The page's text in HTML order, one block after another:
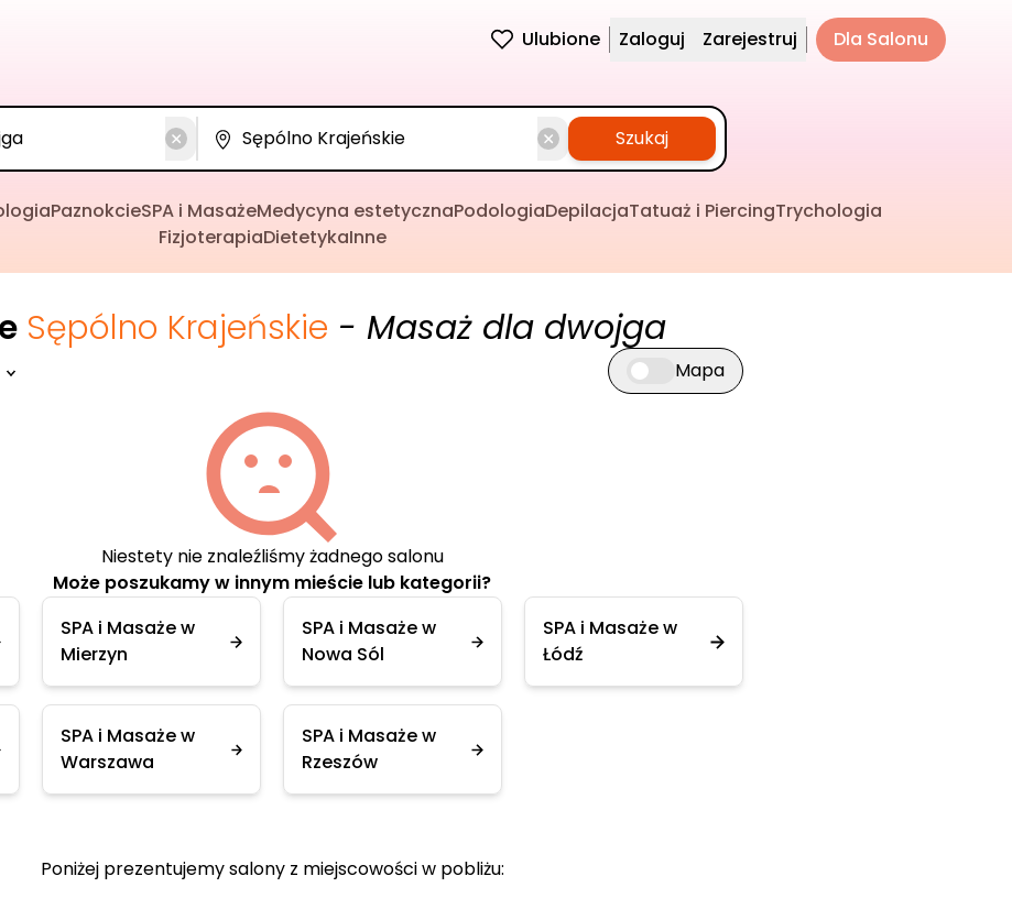
Ulubione Zaloguj Zarejestruj Dla Salonu
Szukaj
PaznokcieSPA i MasażeMedycyna estetycznaPodologiaDepilacjaTatuaż i PiercingTrychologia
FizjoterapiaDietetykaInne
Sępólno Krajeńskie - Masaż dla dwojga
Przełącz widok mapy
Mapa
Niestety nie znaleźliśmy żadnego salonu
Może poszukamy w innym mieście lub kategorii?
SPA i Masaże w
Mierzyn
SPA i Masaże w
Nowa Sól
SPA i Masaże w
Łódź
SPA i Masaże w
Warszawa
SPA i Masaże w
Rzeszów
Poniżej prezentujemy salony z miejscowości w pobliżu: